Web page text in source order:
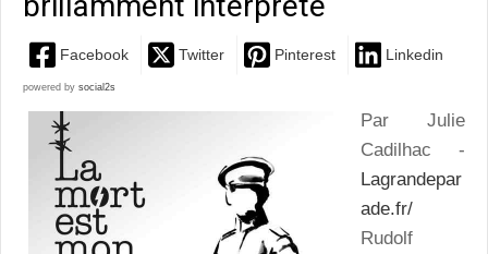
Facebook Twitter Pinterest Linkedin
powered by social2s
Par Julie
Cadilhac -
Lagrandepar
ade.fr/
Rudolf